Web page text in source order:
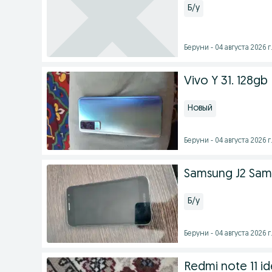
Б/у
Беруни - 04 августа 2026 г.
Vivo Y 31. 128gb
Новый
Беруни - 04 августа 2026 г.
Samsung J2
Б/у
Беруни - 04 августа 2026 г.
Redmi note 11